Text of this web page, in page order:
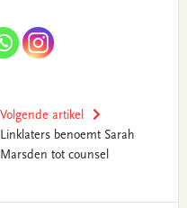
Volgende artikel
Linklaters benoemt Sarah
Marsden tot counsel